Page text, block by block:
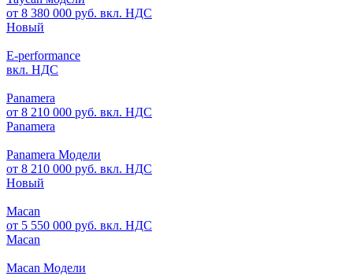
от 8 380 000 руб. вкл. НДС
Новый
E-performance
вкл. НДС
Panamera
от 8 210 000 руб. вкл. НДС
Panamera
Panamera Модели
от 8 210 000 руб. вкл. НДС
Новый
Macan
от 5 550 000 руб. вкл. НДС
Macan
Macan Модели